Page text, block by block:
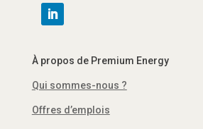
À propos de Premium Energy
Qui sommes-nous ?
Offres d’emplois